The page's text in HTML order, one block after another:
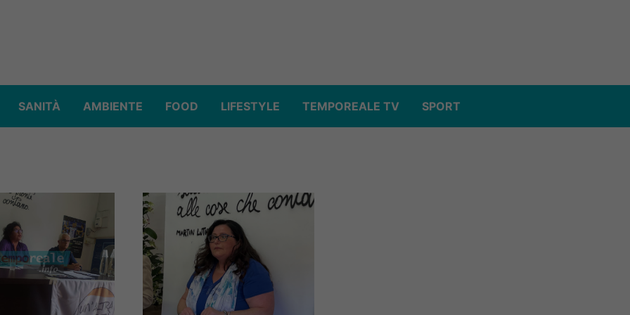
SANITÀ AMBIENTE FOOD LIFESTYLE TEMPOREALE TV SPORT